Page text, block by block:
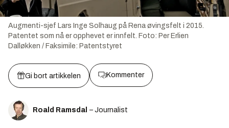
Augmenti-sjef Lars Inge Solhaug på Rena øvingsfelt i 2015.
Patentet som nå er opphevet er innfelt. Foto: Per Erlien
Dalløkken / Faksimile: Patentstyret
Gi bort artikkelen Kommenter
Roald Ramsdal – Journalist